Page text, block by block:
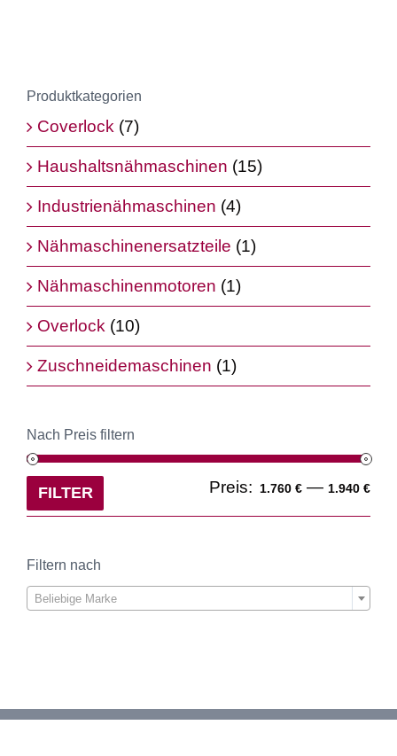
Produktkategorien
Coverlock (7)
Haushaltsnähmaschinen (15)
Industrienähmaschinen (4)
Nähmaschinenersatzteile (1)
Nähmaschinenmotoren (1)
Overlock (10)
Zuschneidemaschinen (1)
Nach Preis filtern
FILTER Preis: 1.760 € — 1.940 €
Filtern nach
Beliebige Marke